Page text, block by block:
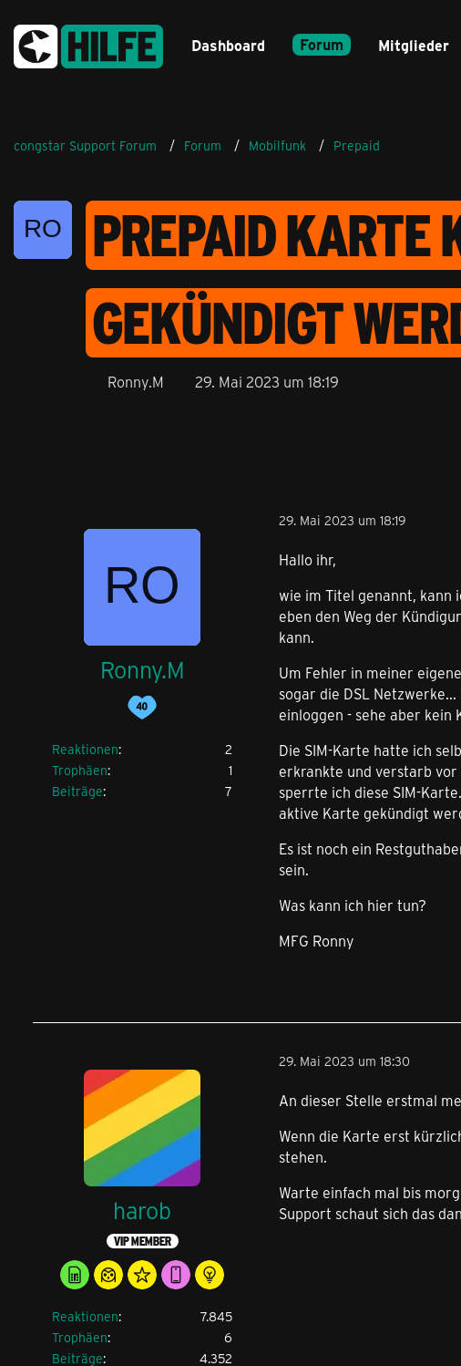
Dashboard Forum Mitglieder
congstar Support Forum Forum Mobilfunk Prepaid
PREPAID KARTE
GEKÜNDIGT
Ronny.M 29. Mai 2023 um 18:19
Ronny.M
Reaktionen
2
Trophäen
1
Beiträge
7
29. Mai 2023 um 18:19
Hallo ihr,
wie im Titel genannt, kann
eben den Weg der
kann.
Um Fehler in meiner
sogar die DSL
einloggen - sehe aber kein
Die SIM-Karte hatte ich
erkrankte und verstarb vor
sperrte ich diese SIM-
aktive Karte gekündigt
Es ist noch ein
sein.
Was kann ich hier tun?
MFG Ronny
harob
VIP MEMBER
Reaktionen
7.845
Trophäen
6
Beiträge
4.352
29. Mai 2023 um 18:30
An dieser Stelle erstmal
Wenn die Karte erst
stehen.
Warte einfach mal bis
Support schaut sich das